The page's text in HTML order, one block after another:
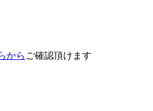
から ご確認頂けます